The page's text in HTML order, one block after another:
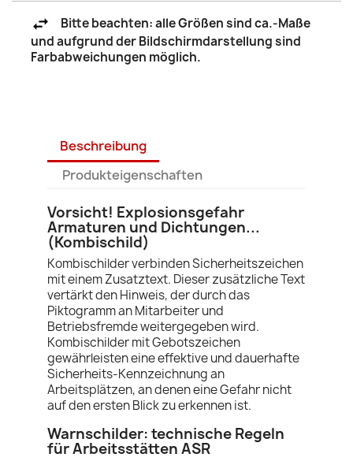
Bitte beachten: alle Größen sind ca.-Maße
und aufgrund der Bildschirmdarstellung sind
Farbabweichungen möglich.
Beschreibung
Produkteigenschaften
Vorsicht! Explosionsgefahr
Armaturen und Dichtungen...
(Kombischild)
Kombischilder verbinden Sicherheitszeichen
mit einem Zusatztext. Dieser zusätzliche Text
vertärkt den Hinweis, der durch das
Piktogramm an Mitarbeiter und
Betriebsfremde weitergegeben wird.
Kombischilder mit Gebotszeichen
gewährleisten eine effektive und dauerhafte
Sicherheits-Kennzeichnung an
Arbeitsplätzen, an denen eine Gefahr nicht
auf den ersten Blick zu erkennen ist.
Warnschilder: technische Regeln
für Arbeitsstätten ASR